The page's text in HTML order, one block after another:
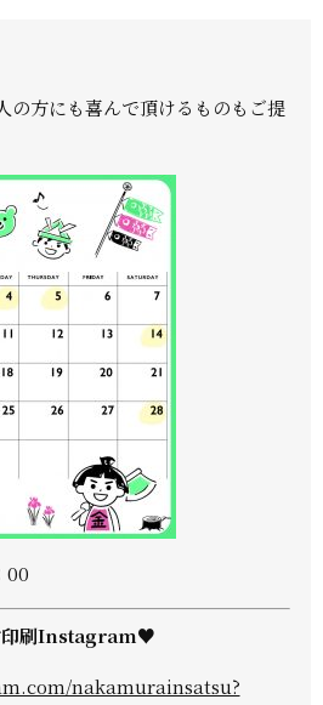
の方にも喜んで頂けるものもご提
00
刷Instagram♥
nakamurainsatsu?